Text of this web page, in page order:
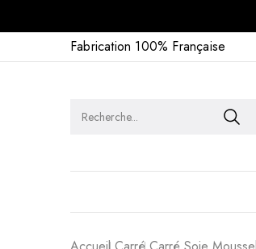
Fabrication 100% Française